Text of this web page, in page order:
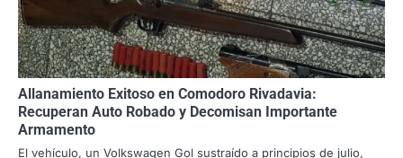
Allanamiento Exitoso en Comodoro Rivadavia:
Recuperan Auto Robado y Decomisan Importante
Armamento
El vehículo, un Volkswagen Gol sustraído a principios de julio,